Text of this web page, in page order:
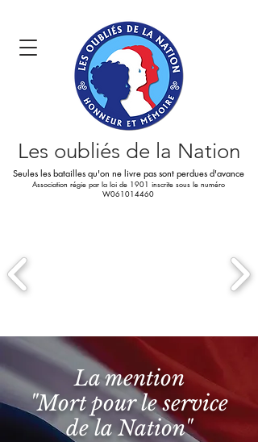
Seules les batailles qu'on ne livre pas sont perdues d'avance
Association régie par la loi de 1901 inscrite sous le numéro
W061014460
Les oubliés de la Nation
La mention
"Mort pour le service
de la Nation"